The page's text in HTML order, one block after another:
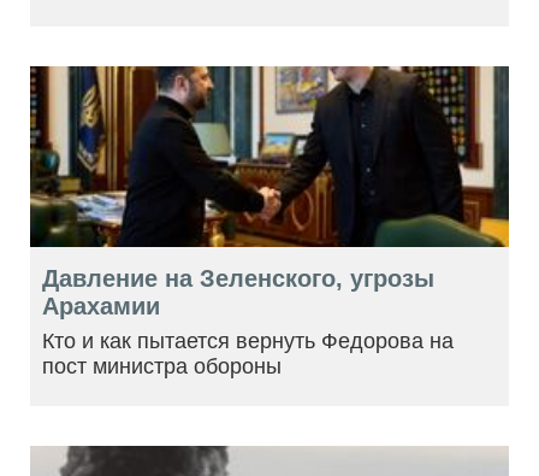
Давление на Зеленского, угрозы
Арахамии
Кто и как пытается вернуть Федорова на
пост министра обороны